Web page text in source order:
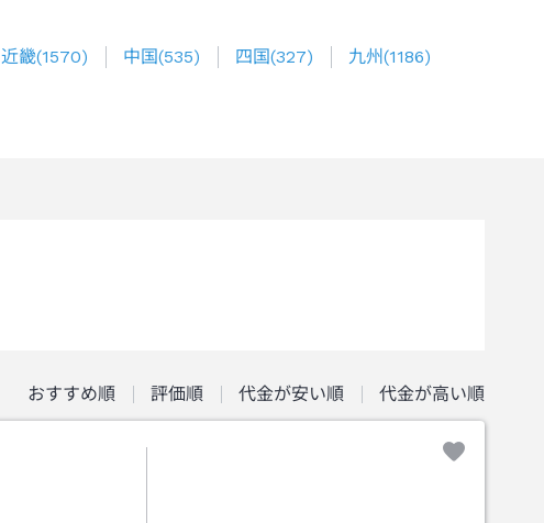
近畿(1570) 中国(535) 四国(327) 九州(1186)
おすすめ順 評価順 代金が安い順 代金が高い順